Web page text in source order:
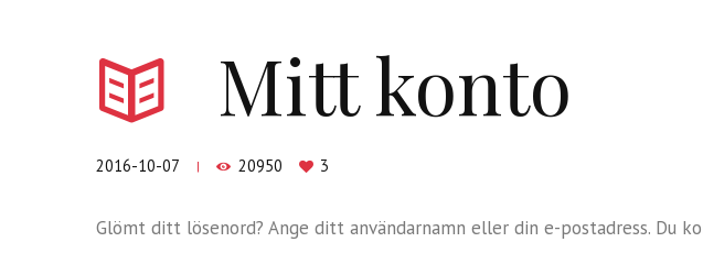
Mitt konto
2016-10-07 20950 3
Glömt ditt lösenord? Ange ditt användarnamn eller din e-postadress.